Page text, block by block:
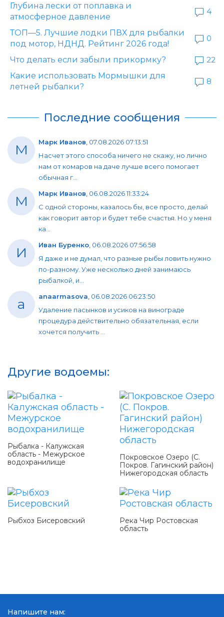
Глубина лески от поплавка и
атмосферное давление
4
ТОП—5. Лучшие лодки ПВХ для рыбалки
под мотор, НДНД. Рейтинг 2026 года!
0
Что делать если забыли прикормку?
22
Какие использовать Мормышки для
летней рыбалки?
8
Последние сообщения
М Марк Иванов 07.08.2026 07:13:51
Насчет этого способа ничего не скажу, но лично
нам от комаров на даче лучше всего помогает
обычная г...
М Марк Иванов 06.08.2026 11:33:24
С одной стороны, казалось бы, все просто, делай
как говорит автор и будет тебе счастья. Но у меня
ка...
И Иван Буренко 06.08.2026 07:56:58
Я даже и не думал, что разные рыбы ловить нужно
по-разному. Уже несколько дней занимаюсь
рыбалкой, и...
a anaarmasova 06.08.2026 06:23:50
Удаление пасынков и усиков на винограде
процедура действительно обязательная, если
хочется получить ...
Другие водоемы:
Рыбалка - Калужская
область - Межурское
водохранилище
Покровское Озеро (С.
Покров. Гагинский район)
Нижегородская область
Рыбхоз Бисеровский
Река Чир Ростовская
область
Напишите нам: